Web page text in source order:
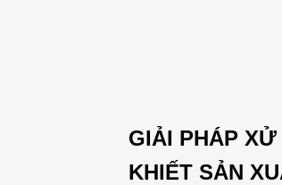
GIẢI PHÁP
KHIẾT SẢN